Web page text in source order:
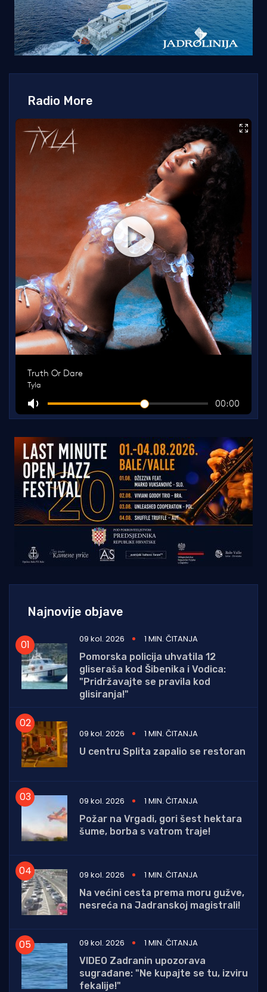
Radio More
Najnovije objave
09 kol. 2026
1 MIN. ČITANJA
Pomorska policija uhvatila 12
gliseraša kod Šibenika i Vodica:
"Pridržavajte se pravila kod
glisiranja!"
09 kol. 2026
1 MIN. ČITANJA
U centru Splita zapalio se restoran
09 kol. 2026
1 MIN. ČITANJA
Požar na Vrgadi, gori šest hektara
šume, borba s vatrom traje!
09 kol. 2026
1 MIN. ČITANJA
Na većini cesta prema moru gužve,
nesreća na Jadranskoj magistrali!
09 kol. 2026
1 MIN. ČITANJA
VIDEO Zadranin upozorava
sugrađane: "Ne kupajte se tu, izviru
fekalije!"